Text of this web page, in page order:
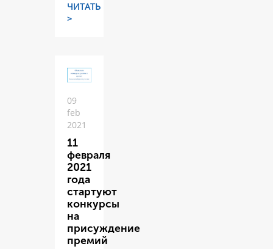
ЧИТАТЬ
>
09
feb
2021
11
февраля
2021
года
стартуют
конкурсы
на
присуждение
премий